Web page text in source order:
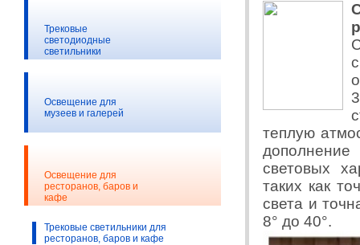
теплую
световых
таких как
света и
8° до 40°.
Трековые
светодиодные
светильники
Освещение для
музеев и галерей
Освещение для
ресторанов, баров и
кафе
Трековые светильники для
ресторанов, баров и кафе